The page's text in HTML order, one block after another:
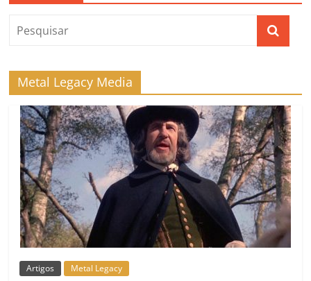
Metal Legacy Media
Artigos Metal Legacy